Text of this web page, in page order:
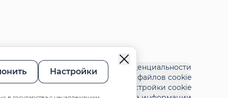
Политика конфиденциальности
Политика файлов cookie
Настройки cookie
Настройки